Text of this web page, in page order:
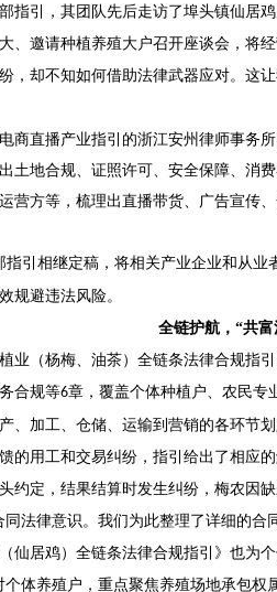
指引，其团队先后走访了埠头镇仙居
、邀请种植养殖大户召开座谈会，将
，却不知如何借助法律武器应对。这
商直播产业指引的浙江安州律师事务
土地合规、证照许可、安全保障、消
营方等，梳理出直播带货、广告宣传
指引相继定稿，将相关产业企业和从
规避违法风险。
全链护航， “共
业（杨梅、油茶）全链条法律合规指
合规等6章，覆盖个体种植户、农民专
、加工、仓储、运输到营销的各环节划
的用工和交易纠纷，指引给出了相应
约定，结果结算时发生纠纷，梅农因
同法律意识。我们为此整理了详细的合
（仙居鸡）全链条法律合规指引》也为
个体养殖户，重点聚焦养殖场地承包